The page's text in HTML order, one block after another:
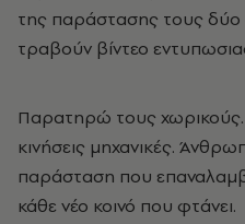
της παράστασης τους δύο
τραβούν βίντεο
Παρατηρώ τους
κινήσεις μηχανικές.
παράσταση που
κάθε νέο κοινό που φτάνει.